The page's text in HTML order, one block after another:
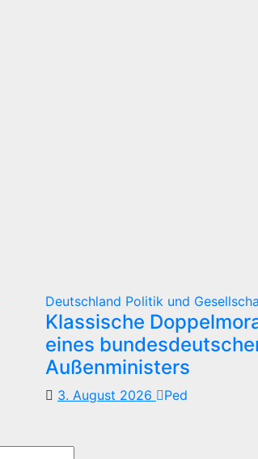
Deutschland Politik und
Klassische
eines
Außenministers
3. August 2026 Ped